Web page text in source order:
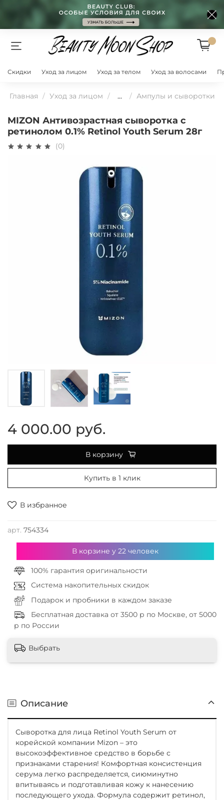
Скидки Уход за лицом Уход за телом Уход за волосами
Главная Уход за лицом ... Ампулы и сыворотки
MIZON Антивозрастная сыворотка с
ретинолом 0.1% Retinol Youth Serum 28г
(0)
В избранное
арт. 754334
4 000.00 руб.
В корзину
Купить в 1 клик
В корзине у 22человек
100% гарантия оригинальности
Система накопительных скидок
Подарок и пробники в каждом заказе
Бесплатная доставка от 3500 р по Москве, от 5000
р по России
Выбрать
Описание
Сыворотка для лица Retinol Youth Serum от
корейской компании Mizon – это
высокоэффективное средство в борьбе с
признаками старения! Комфортная консистенция
серума легко распределяется, сиюминутно
впитываясь и подготавливая кожу к нанесению
последующего ухода. Формула содержит ретинол,